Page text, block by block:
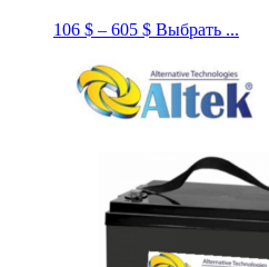
106 $ – 605 $ Выбрать ...